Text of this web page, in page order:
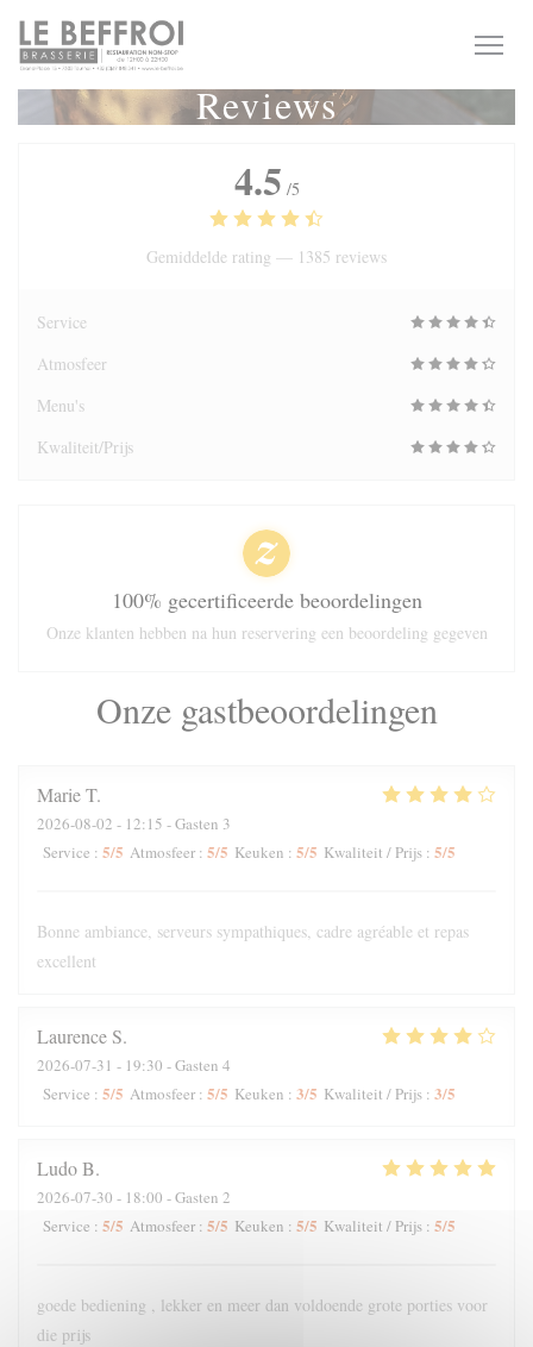
Cookies beheer paneel
Reviews
Onze gastbeoordelingen
MarieT
2026-08-02 - 12:15 - Gasten 3
Service : 5/5 Atmosfeer : 5/5 Keuken : 5/5 Kwaliteit / Prijs : 5/5
Bonne ambiance, serveurs sympathiques, cadre agréable et repas
excellent
Laurence S
2026-07-31 - 19:30 - Gasten 4
Service : 5/5 Atmosfeer : 5/5 Keuken : 3/5 Kwaliteit / Prijs : 3/5
LudoB
2026-07-30 - 18:00 - Gasten 2
Service : 5/5 Atmosfeer : 5/5 Keuken : 5/5 Kwaliteit / Prijs : 5/5
goede bediening , lekker en meer dan voldoende grote porties voor
die prijs
4.5 /5
Gemiddelde rating — 1385 reviews
Service
Atmosfeer
Menu's
Kwaliteit/Prijs
100% gecertificeerde beoordelingen
Onze klanten hebben na hun reservering een beoordeling gegeven